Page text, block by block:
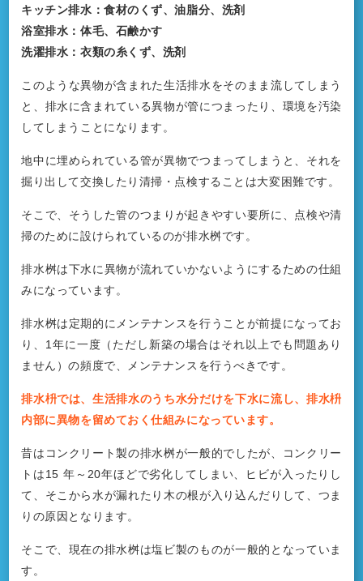
キッチン排水：食材のくず、油脂分、洗剤
浴室排水：体毛、石鹸かす
洗濯排水：衣類の糸くず、洗剤
このような異物が含まれた生活排水をそのまま流してしまう
と、排水に含まれている異物が管につまったり、環境を汚染
してしまうことになります。
地中に埋められている管が異物でつまってしまうと、それを
掘り出して交換したり清掃・点検することは大変困難です。
そこで、そうした管のつまりが起きやすい要所に、点検や清
掃のために設けられているのが排水桝です。
排水桝は下水に異物が流れていかないようにするための仕組
みになっています。
排水桝は定期的にメンテナンスを行うことが前提になってお
り、1年に一度（ただし新築の場合はそれ以上でも問題あり
ません）の頻度で、メンテナンスを行うべきです。
排水枡では、生活排水のうち水分だけを下水に流し、排水枡
内部に異物を留めておく仕組みになっています。
昔はコンクリート製の排水桝が一般的でしたが、コンクリー
トは15 年～20年ほどで劣化してしまい、ヒビが入ったりし
て、そこから水が漏れたり木の根が入り込んだりして、つま
りの原因となります。
そこで、現在の排水桝は塩ビ製のものが一般的となっていま
す。